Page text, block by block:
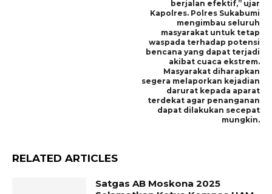
berjalan efektif,” ujar
Kapolres. Polres Sukabumi
mengimbau seluruh
masyarakat untuk tetap
waspada terhadap potensi
bencana yang dapat terjadi
akibat cuaca ekstrem.
Masyarakat diharapkan
segera melaporkan kejadian
darurat kepada aparat
terdekat agar penanganan
dapat dilakukan secepat
mungkin.
RELATED ARTICLES
Satgas AB Moskona 2025